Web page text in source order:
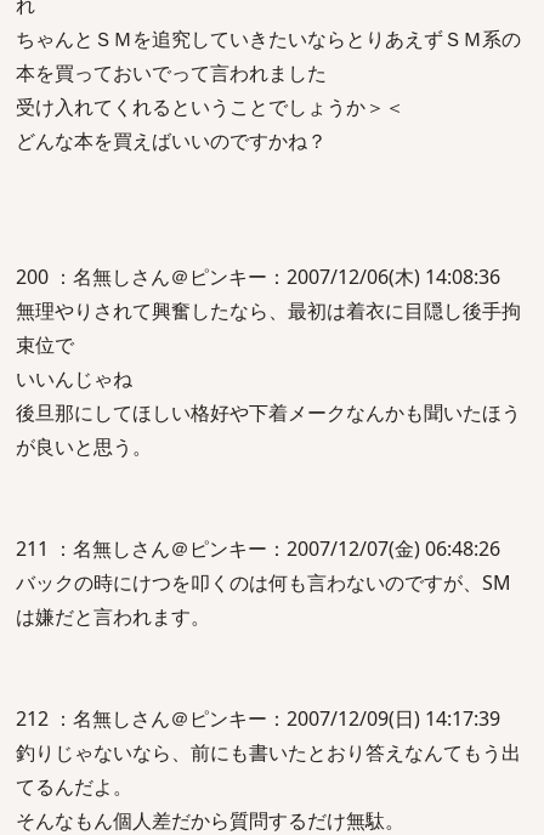
ちゃんとＳＭを追究していきたいならとりあえずＳＭ系の
本を買っておいでって言われました
受け入れてくれるということでしょうか＞＜
どんな本を買えばいいのですかね？
200 ：名無しさん＠ピンキー：2007/12/06(木) 14:08:36
無理やりされて興奮したなら、最初は着衣に目隠し後手拘
束位で
いいんじゃね
後旦那にしてほしい格好や下着メークなんかも聞いたほう
が良いと思う。
211 ：名無しさん＠ピンキー：2007/12/07(金) 06:48:26
バックの時にけつを叩くのは何も言わないのですが、SM
は嫌だと言われます。
212 ：名無しさん＠ピンキー：2007/12/09(日) 14:17:39
釣りじゃないなら、前にも書いたとおり答えなんてもう出
てるんだよ。
そんなもん個人差だから質問するだけ無駄。